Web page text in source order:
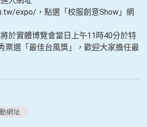
expo/，點選「校服創意Show」網
實體博覽會當日上午11時40分於特
票選「最佳台風獎」，歡迎大家擔任最
網址